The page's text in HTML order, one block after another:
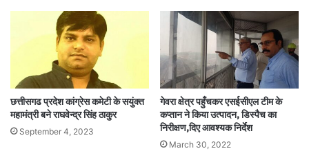
छत्तीसगढ प्रदेश कांग्रेस कमेटी के सयुंक्त
महामंत्री बने राघवेन्द्र सिंह ठाकुर
September 4, 2023
गेवरा क्षेत्र पहुँचकर एसईसीएल टीम के
कप्तान ने किया उत्पादन, डिस्पैच का
निरीक्षण,दिए आवश्यक निर्देश
March 30, 2022